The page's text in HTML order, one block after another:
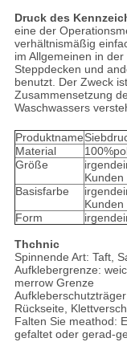
Druck des
eine der
verhältnismäßig
im Allgemeinen in
Steppdecken und
benutzt. Der Zweck
Zusammensetzung
Waschwassers
Produktname
Material
Größe
Kunden
Basisfarbe
Kunden
Form
Thchnic
Spinnende Art: Taft,
Aufklebergrenze:
merrow Grenze
Rückseite,
Falten Sie meathod:
gefaltet oder gerad-